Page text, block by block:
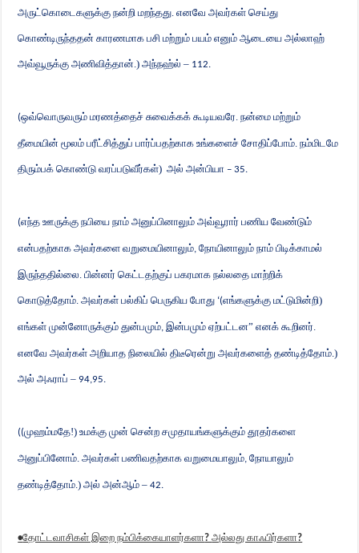
அருட்கொடைகளுக்கு நன்றி மறந்தது. எனவே அவர்கள் செய்து
கொண்டிருந்ததன் காரணமாக பசி மற்றும் பயம் எனும் ஆடையை அல்லாஹ்
அவ்வூருக்கு அணிவித்தான்.) அந்நஹ்ல் – 112.
(ஒவ்வொருவரும் மரணத்தைச் சுவைக்கக் கூடியவரே. நன்மை மற்றும்
தீமையின் மூலம் பரீட்சித்துப் பார்ப்பதற்காக உங்களைச் சோதிப்போம். நம்மிடமே
திரும்பக் கொண்டு வரப்படுவீர்கள்) அல் அன்பியா – 35.
(எந்த ஊருக்கு நபியை நாம் அனுப்பினாலும் அவ்வூரார் பணிய வேண்டும்
என்பதற்காக அவர்களை வறுமையினாலும்,நோயினாலும் நாம் பிடிக்காமல்
இருந்ததில்லை. பின்னர் கெட்டதற்குப் பகரமாக நல்லதை மாற்றிக்
கொடுத்தோம். அவர்கள் பல்கிப் பெருகிய போது ‘(எங்களுக்கு மட்டுமின்றி)
எங்கள் முன்னோருக்கும் துன்பமும்,இன்பமும் ஏற்பட்டன” எனக் கூறினர்.
எனவே அவர்கள் அறியாத நிலையில் திடீரென்று அவர்களைத் தண்டித்தோம்.)
அல் அஃராப் –94,95.
((முஹம்மதே!) உமக்கு முன் சென்ற சமுதாயங்களுக்கும் தூதர்களை
அனுப்பினோம். அவர்கள் பணிவதற்காக வறுமையாலும்,நோயாலும்
தண்டித்தோம்.) அல் அன்ஆம் –42.
•தோட்டவாசிகள் இறை நம்பிக்கையாளர்களா?அல்லது காஃபிர்களா?